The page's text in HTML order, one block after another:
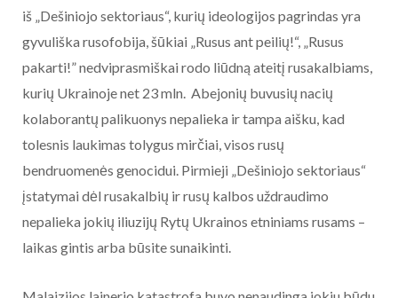
iš „Dešiniojo sektoriaus“, kurių ideologijos pagrindas yra
gyvuliška rusofobija, šūkiai „Rusus ant peilių!“, „Rusus
pakarti!” nedviprasmiškai rodo liūdną ateitį rusakalbiams,
kurių Ukrainoje net 23 mln. Abejonių buvusių nacių
kolaborantų palikuonys nepalieka ir tampa aišku, kad
tolesnis laukimas tolygus mirčiai, visos rusų
bendruomenės genocidui. Pirmieji „Dešiniojo sektoriaus“
įstatymai dėl rusakalbių ir rusų kalbos uždraudimo
nepalieka jokių iliuzijų Rytų Ukrainos etniniams rusams –
laikas gintis arba būsite sunaikinti.